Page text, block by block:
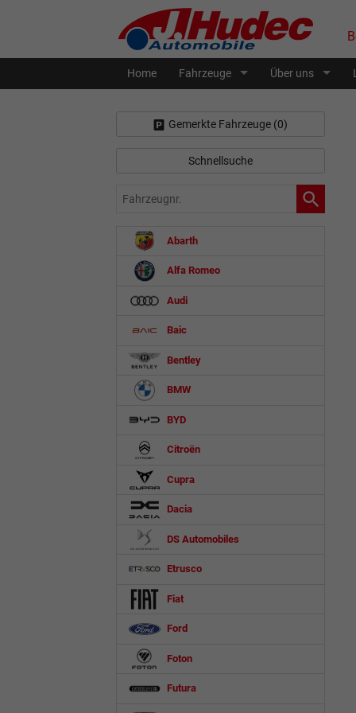
Home Fahrzeuge Über uns
Gemerkte Fahrzeuge (0)
Schnellsuche
Fahrzeugnr.
Abarth
Alfa Romeo
Audi
Baic
Bentley
BMW
BYD
Citroën
Cupra
Dacia
DS Automobiles
Etrusco
Fiat
Ford
Foton
Futura